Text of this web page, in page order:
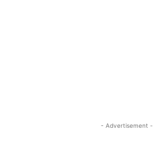
- Advertisement -